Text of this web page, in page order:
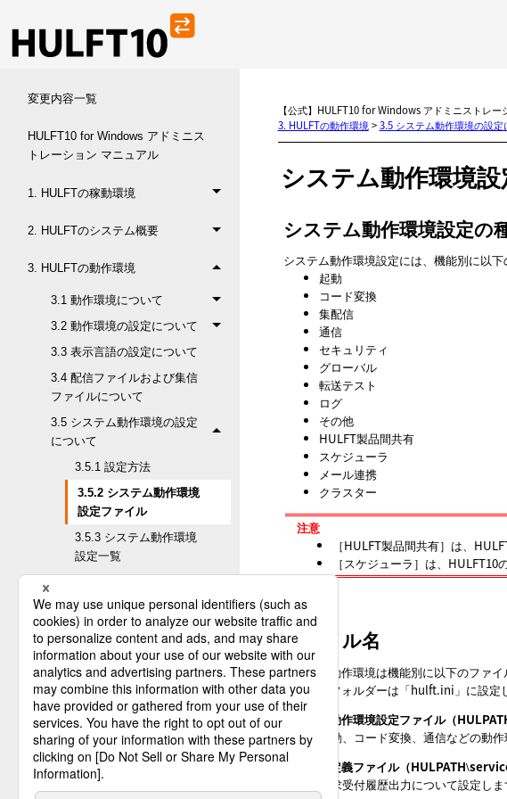
変更内容一覧
HULFT10 for Windows アドミニス
トレーション マニュアル
1. HULFTの稼動環境
2. HULFTのシステム概要
3. HULFTの動作環境
3.1 動作環境について
3.2 動作環境の設定について
3.3 表示言語の設定について
3.4 配信ファイルおよび集信
ファイルについて
3.5 システム動作環境の設定
について
3.5.1 設定方法
3.5.2 システム動作環境
設定ファイル
3.5.3 システム動作環境
設定一覧
3.6 HULFTシステムの起動と
停止について
3.7 管理画面セキュリティの
設定について
3.8 要求受付定義の設定につ
いて
3.9 ログ（メッセージ）出力
機能の設定
【公式】HULFT10 for Windows アドミニストレ
3. HULFTの動作環境>3.5 システム動作環境の設定
システム動作環境
システム動作環境設定の
システム動作環境設定には、機能別に以下
起動
コード変換
集配信
通信
セキュリティ
グローバル
転送テスト
ログ
その他
HULFT製品間共有
スケジューラ
メール連携
クラスター
注意
HULFT製品間共有
は、
スケジューラ
は、HULFT10
ファイル名
システム動作環境は機能別に以下のファ
格納するフォルダーは「hulft.ini」に設定
システム動作環境設定ファイル（
起動、コード変換、通信などの動
要求受付定義ファイル（HULPATH\
要求受付履歴出力について設定し